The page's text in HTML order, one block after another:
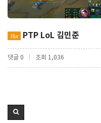
Hot PTP LoL 김민준
댓글 0 조회 1,036